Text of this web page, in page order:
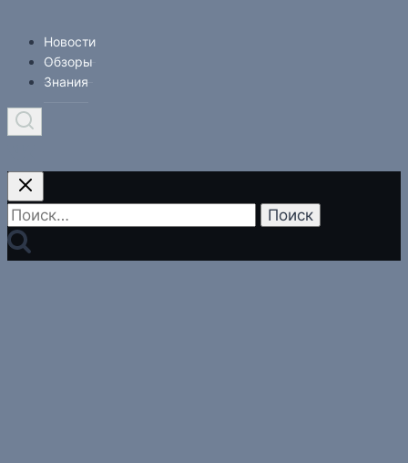
Новости
Обзоры
Знания
Найти: